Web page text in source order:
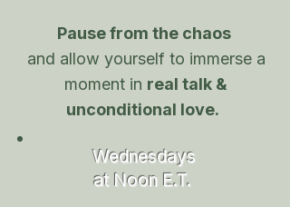
Pause from the chaos
and allow yourself to immerse a
moment in real talk &
unconditional love.
Wednesdays
at Noon E.T.